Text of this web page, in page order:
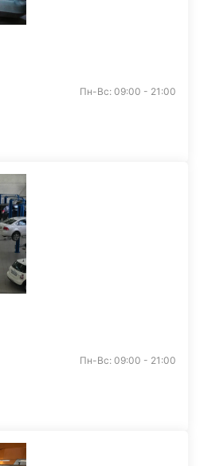
Пн-Вс: 09:00 - 21:00
Пн-Вс: 09:00 - 21:00